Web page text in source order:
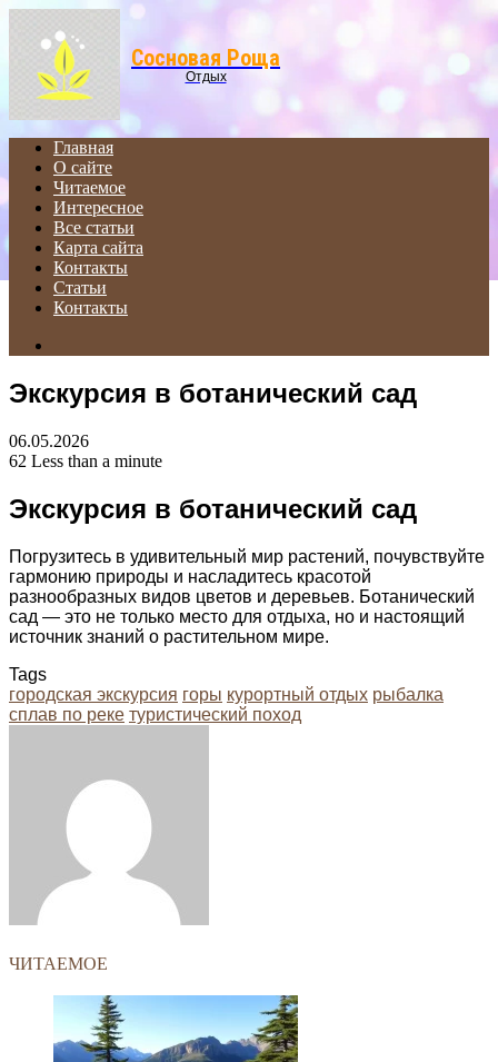
Сосновая Роща
Отдых
Главная
О сайте
Читаемое
Интересное
Все статьи
Карта сайта
Контакты
Статьи
Контакты
Экскурсия в ботанический сад
06.05.2026
62 Less than a minute
Экскурсия в ботанический сад
Погрузитесь в удивительный мир растений, почувствуйте
гармонию природы и насладитесь красотой
разнообразных видов цветов и деревьев. Ботанический
сад — это не только место для отдыха, но и настоящий
источник знаний о растительном мире.
Tags
городская экскурсия горы курортный отдых рыбалка
сплав по реке туристический поход
ЧИТАЕМОЕ